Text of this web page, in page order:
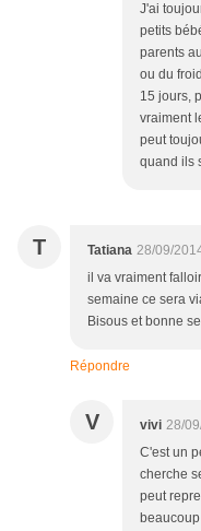
J'ai
petits
parents
ou du
15 jours,
vraiment
peut
quand ils
T Tatiana 28/09/
il va vraiment
semaine ce sera
Bisous et bonne
Répondre
V vivi 28/
C'est un
cherche
peut